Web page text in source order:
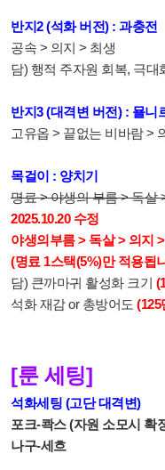
반지2 (석화 버전) : 과충전
공속 > 의지 > 최생
담) 행적 주자원 회복, 극대
반지3 (대격변 버전) : 묠니
고유옵 > 끝없는 비바람 >
목걸이 : 양치기
명료 > 야생의 부름 > 독살
2025.10.20 수정
야생의부름 > 독살 > 의지
(명료 1스택(5%)만 적용됩
담) 큰까마귀 활성화 크기
석화 재감 or 총방어도 (125
[룬 세팅]
석화세팅 (고단 대격변)
포크-콱스 (자원 소모시 확
나구-세흐